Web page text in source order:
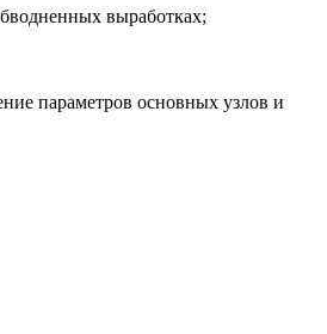
выработках;
параметров основных узлов и